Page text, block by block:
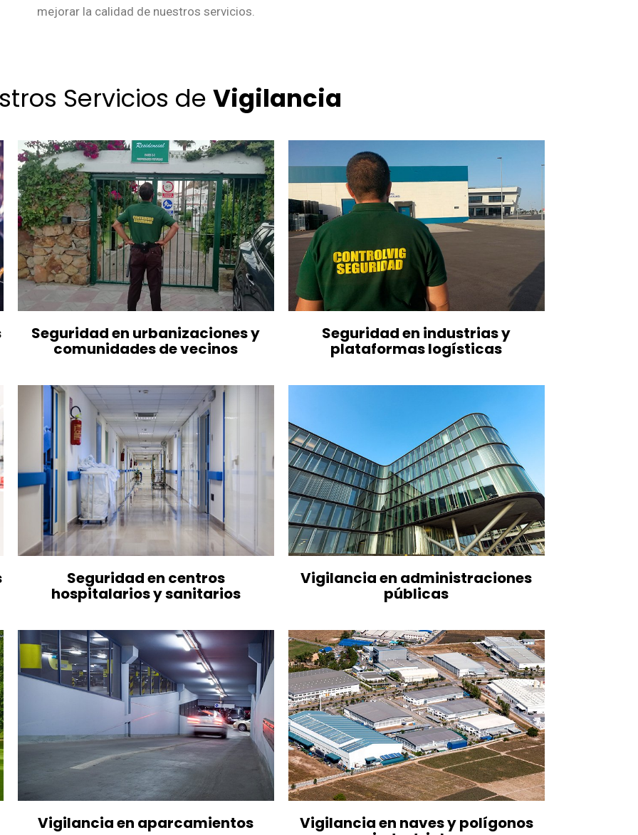
mejorar la calidad de nuestros servicios.
Servicios de Vigilancia
Seguridad en urbanizaciones y
comunidades de vecinos
Seguridad en industrias y
plataformas logísticas
Seguridad en centros
hospitalarios y sanitarios
Vigilancia en administraciones
públicas
Vigilancia en aparcamientos Vigilancia en naves y polígonos